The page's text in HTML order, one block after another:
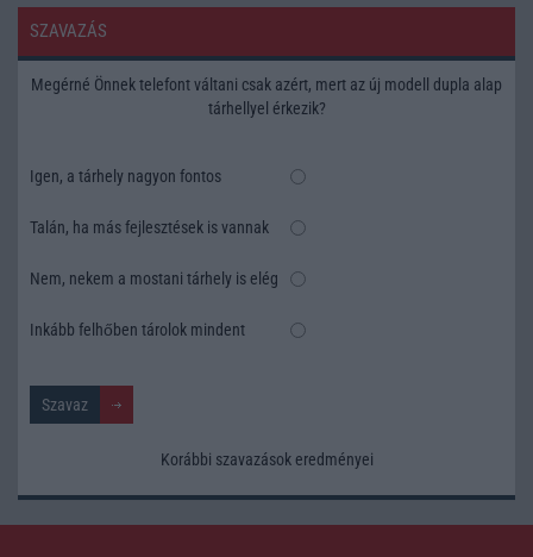
SZAVAZÁS
Megérné Önnek telefont váltani csak azért, mert az új modell dupla alap
tárhellyel érkezik?
Igen, a tárhely nagyon fontos
Talán, ha más fejlesztések is vannak
Nem, nekem a mostani tárhely is elég
Inkább felhőben tárolok mindent
Korábbi szavazások eredményei